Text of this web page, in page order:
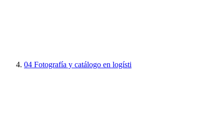
04 Fotografía y catálogo en logísti